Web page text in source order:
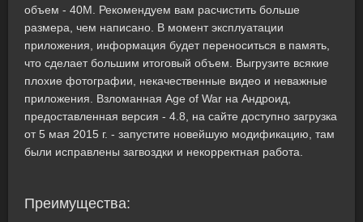
объем - 40M. Рекомендуем вам расчистить больше
размера, чем написано. В момент эксплуатации
приложения, информация будет переноситься в память,
что сделает большим итоговый объем. Выгрузите всякие
плохие фотографии, некачественные видео и неважные
приложения. Взломанная Age of War на Андроид,
предоставленная версия - 4.8, на сайте доступно загрузка
от 5 мая 2015 г. - запустите новейшую модификацию, там
были исправлены загвоздки и некорректная работа.
Преимущества: